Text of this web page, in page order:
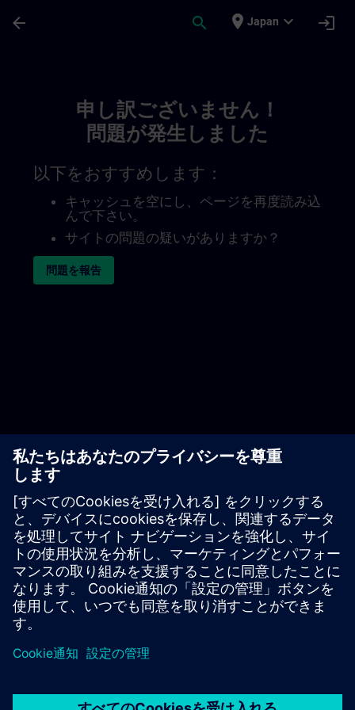
arrow_back search place Japan expand_more login
申し訳ございません！
問題が発生しました
以下をおすすめします：
キャッシュを空にし、ページを再度読み込
んで下さい。
サイトの問題の疑いがありますか？
問題を報告